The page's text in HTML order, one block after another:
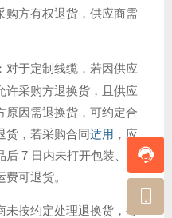
购方有权退货，供应商需
：对于定制线缆，若因供应
许采购方退换货，且供应
原因需退换货，可约定合
货，若采购合同适用 ，应
后 7 日内未打开包装、不
可退货。
未按约定处理退换货，每